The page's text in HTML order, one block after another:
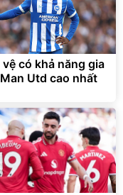
vệ có khả năng gia
Utd cao nhất